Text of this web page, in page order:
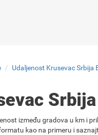
Udaljenost Krusevac Srbija
između gradova u km i
kao na primeru i